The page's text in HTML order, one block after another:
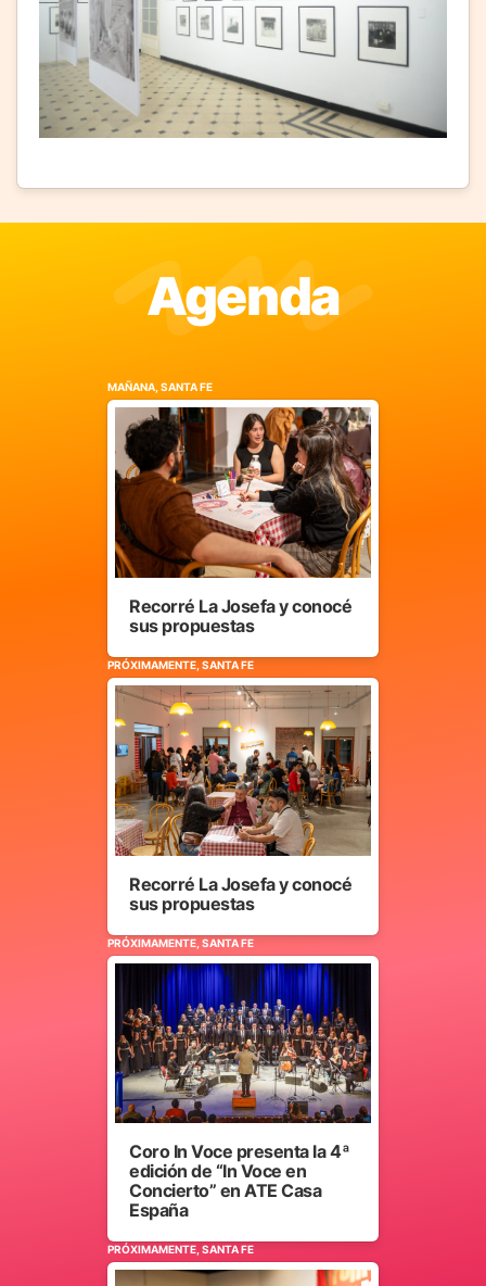
Agenda
MAÑANA, SANTA FE
Recorré La Josefa y conocé
sus propuestas
PRÓXIMAMENTE, SANTA FE
Recorré La Josefa y conocé
sus propuestas
PRÓXIMAMENTE, SANTA FE
Coro In Voce presenta la 4ª
edición de “In Voce en
Concierto” en ATE Casa
España
PRÓXIMAMENTE, SANTA FE